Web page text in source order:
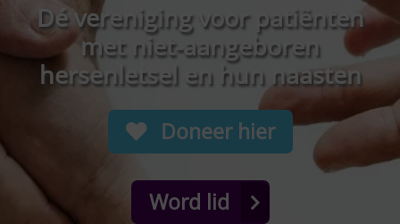
Dé vereniging voor patiënten
met niet-aangeboren
hersenletsel en hun naasten
Doneer hier
Word lid